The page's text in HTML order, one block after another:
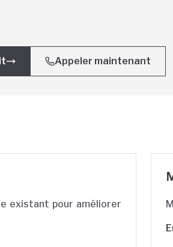
Appeler maintenant
existant pour améliorer